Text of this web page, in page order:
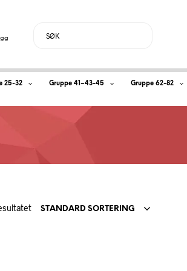
25-32 Gruppe 41–43-45 Gruppe 62-82
STANDARD SORTERING
H
a
d
e